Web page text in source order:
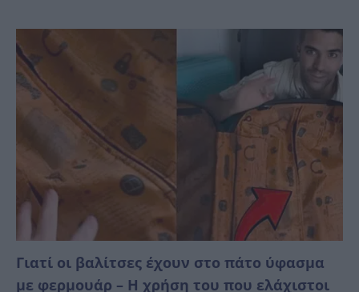
Γιατί οι βαλίτσες έχουν στο πάτο ύφασμα
με φερμουάρ – Η χρήση του που ελάχιστοι